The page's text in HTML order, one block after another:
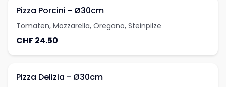
Pizza Porcini - Ø30cm
Tomaten, Mozzarella, Oregano, Steinpilze
CHF 24.50
Pizza Delizia - Ø30cm